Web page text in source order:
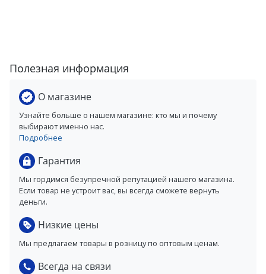
Полезная информация
О магазине
Узнайте больше о нашем магазине: кто мы и почему
выбирают именно нас.
Подробнее
Гарантия
Мы гордимся безупречной репутацией нашего магазина.
Если товар не устроит вас, вы всегда сможете вернуть
деньги.
Низкие цены
Мы предлагаем товары в розницу по оптовым ценам.
Всегда на связи